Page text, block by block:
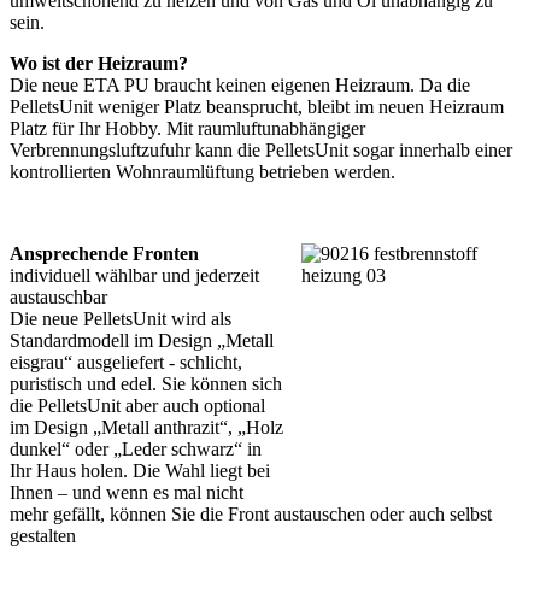
sein.
Wo ist der Heizraum?
Die neue ETA PU braucht keinen eigenen Heizraum. Da die
PelletsUnit weniger Platz beansprucht, bleibt im neuen Heizraum
Platz für Ihr Hobby. Mit raumluftunabhängiger
Verbrennungsluftzufuhr kann die PelletsUnit sogar innerhalb einer
kontrollierten Wohnraumlüftung betrieben werden.
Ansprechende Fronten
individuell wählbar und jederzeit
austauschbar
Die neue PelletsUnit wird als
Standardmodell im Design „Metall
eisgrau“ ausgeliefert - schlicht,
puristisch und edel. Sie können sich
die PelletsUnit aber auch optional
im Design „Metall anthrazit“, „Holz
dunkel“ oder „Leder schwarz“ in
Ihr Haus holen. Die Wahl liegt bei
Ihnen – und wenn es mal nicht
mehr gefällt, können Sie die Front austauschen oder auch selbst
gestalten